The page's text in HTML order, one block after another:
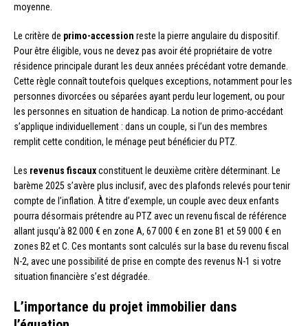
moyenne.
Le critère de primo-accession reste la pierre angulaire du dispositif.
Pour être éligible, vous ne devez pas avoir été propriétaire de votre
résidence principale durant les deux années précédant votre demande.
Cette règle connaît toutefois quelques exceptions, notamment pour les
personnes divorcées ou séparées ayant perdu leur logement, ou pour
les personnes en situation de handicap. La notion de primo-accédant
s’applique individuellement : dans un couple, si l’un des membres
remplit cette condition, le ménage peut bénéficier du PTZ.
Les revenus fiscauxconstituent le deuxième critère déterminant. Le
barème 2025 s’avère plus inclusif, avec des plafonds relevés pour tenir
compte de l’inflation. À titre d’exemple, un couple avec deux enfants
pourra désormais prétendre au PTZ avec un revenu fiscal de référence
allant jusqu’à 82 000 € en zone A, 67 000 € en zone B1 et 59 000 € en
zones B2 et C. Ces montants sont calculés sur la base du revenu fiscal
N-2, avec une possibilité de prise en compte des revenus N-1 si votre
situation financière s’est dégradée.
L’importance du projet immobilier dans